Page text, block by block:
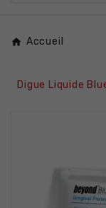
Accueil
Digue Liquide